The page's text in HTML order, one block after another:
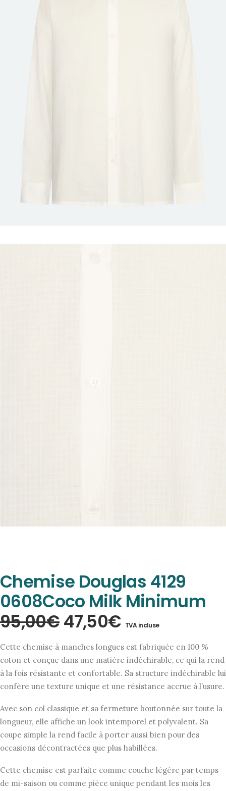
Chemise Douglas 4129
0608Coco Milk Minimum
95,00€Le
prix
initial
était :
95,00€.
47,50€Le
prix
actuel
est :
47,50€.
TVA incluse
Cette chemise à manches longues est fabriquée en 100 %
coton et conçue dans une matière indéchirable, ce qui la rend
à la fois résistante et confortable. Sa structure indéchirable lui
confère une texture unique et une résistance accrue à l’usure.
Avec son col classique et sa fermeture boutonnée sur toute la
longueur, elle affiche un look intemporel et polyvalent. Sa
coupe simple la rend facile à porter aussi bien pour des
occasions décontractées que plus habillées.
Cette chemise est parfaite comme couche légère par temps
de mi-saison ou comme pièce unique pendant les mois les